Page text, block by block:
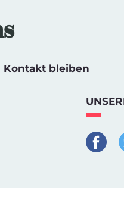
Kontakt bleiben